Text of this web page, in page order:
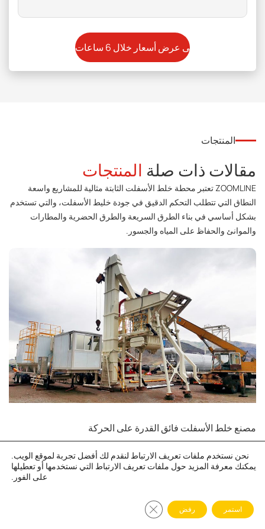
المنتجات
مقالات ذات صلة المنتجات
ZOOMLINE تعتبر محطة خلط الأسفلت الثابتة مثالية للمشاريع واسعة
النطاق التي تتطلب التحكم الدقيق في جودة خليط الأسفلت، والتي تستخدم
بشكل أساسي في بناء الطرق السريعة والطرق الحضرية والمطارات
والموانئ والحفاظ على المياه والجسور.
مصنع خلط الأسفلت فائق القدرة على الحركة
اتصل بنا
نحن نستخدم ملفات تعريف الارتباط لنقدم لك أفضل تجربة لموقع الويب.
يمكنك معرفة المزيد حول ملفات تعريف الارتباط التي نستخدمها أو تعطيلها
على الفور.
استمر رفض أغلق لافتة ملف تعريف الارتباط الخاصة